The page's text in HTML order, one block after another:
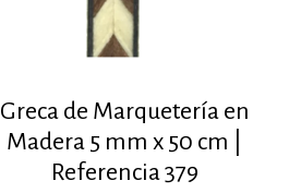
Greca de Marquetería en
Madera 5 mm x 50 cm |
Referencia 379